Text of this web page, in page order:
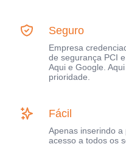
Seguro
Empresa
de segurança PCI
Aqui e Google.
prioridade.
Fácil
Apenas inserindo
acesso a todos os